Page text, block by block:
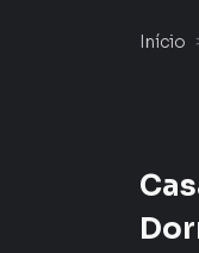
Início